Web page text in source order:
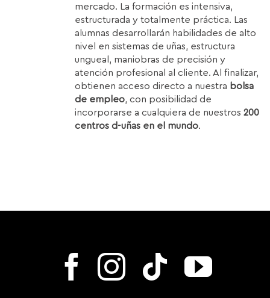
mercado. La formación es intensiva,
estructurada y totalmente práctica. Las
alumnas desarrollarán habilidades de alto
nivel en sistemas de uñas, estructura
ungueal, maniobras de precisión y
atención profesional al cliente. Al finalizar,
obtienen acceso directo a nuestra bolsa
de empleo, con posibilidad de
incorporarse a cualquiera de nuestros200
centros d-uñas en el mundo.